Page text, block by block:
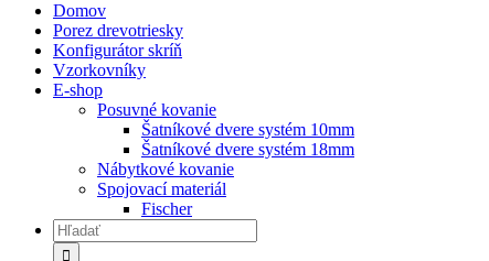
Domov
Porez drevotriesky
Konfigurátor skríň
Vzorkovníky
E-shop
Posuvné kovanie
Šatníkové dvere systém 10mm
Šatníkové dvere systém 18mm
Nábytkové kovanie
Spojovací materiál
Fischer